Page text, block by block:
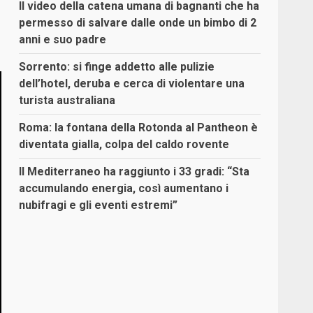
Il video della catena umana di bagnanti che ha
permesso di salvare dalle onde un bimbo di 2
anni e suo padre
Sorrento: si finge addetto alle pulizie
dell’hotel, deruba e cerca di violentare una
turista australiana
Roma: la fontana della Rotonda al Pantheon è
diventata gialla, colpa del caldo rovente
Il Mediterraneo ha raggiunto i 33 gradi: “Sta
accumulando energia, così aumentano i
nubifragi e gli eventi estremi”